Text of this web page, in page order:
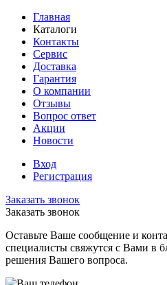
Главная
Каталоги
Контакты
Сервис
Доставка
Гарантия
О компании
Отзывы
Вопрос ответ
Акции
Новости
Вход
Регистрация
Заказать звонок
Заказать звонок
Оставьте Ваше сообщение и
специалисты свяжутся с Вами в
решения Вашего вопроса.